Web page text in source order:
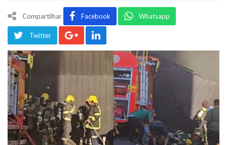
Compartilhar Facebook Whatsapp
Twitter